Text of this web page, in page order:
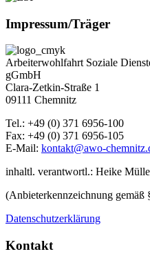
Impressum/Träger
Arbeiterwohlfahrt Soziale
gGmbH
Clara-Zetkin-Straße 1
09111 Chemnitz
Tel.: +49 (0) 371 6956-100
Fax: +49 (0) 371 6956-105
E-Mail: kontakt@awo-
inhaltl. verantwortl.: Heike
(Anbieterkennzeichnung
Datenschutzerklärung
Kontakt